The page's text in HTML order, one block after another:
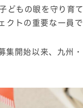
どもの眼を守り育
クトの重要な一員で
開始以来、九州・